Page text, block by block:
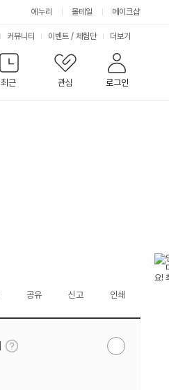
에누리 몰테일 메이크샵
최근
관심 로그인
커뮤니티 이벤트 / 체험단 서
비
스
더보기
공유 신고 인쇄
툴
팁
알